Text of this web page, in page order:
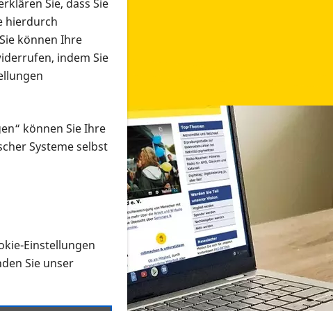
verschiedenen Formaten an
Infonmaterial suchen und dieses bestellen bzw. herunterladen
Sie, dass Sie
hierdurch
können Ihre
indem Sie
können Sie Ihre
Systeme selbst
Einstellungen
Sie unser